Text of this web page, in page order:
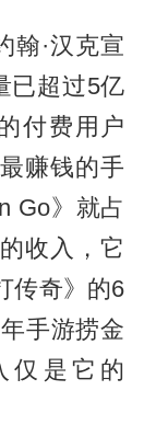
翰·汉克宣
已超过5亿
付费用户
赚钱的手
Go》就占
收入，它
传奇》的6
手游捞金
仅是它的